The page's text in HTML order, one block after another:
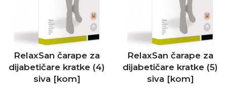
RelaxSan čarape za
dijabetičare kratke (4)
siva [kom]
RelaxSan čarape za
dijabetičare kratke (5)
siva [kom]